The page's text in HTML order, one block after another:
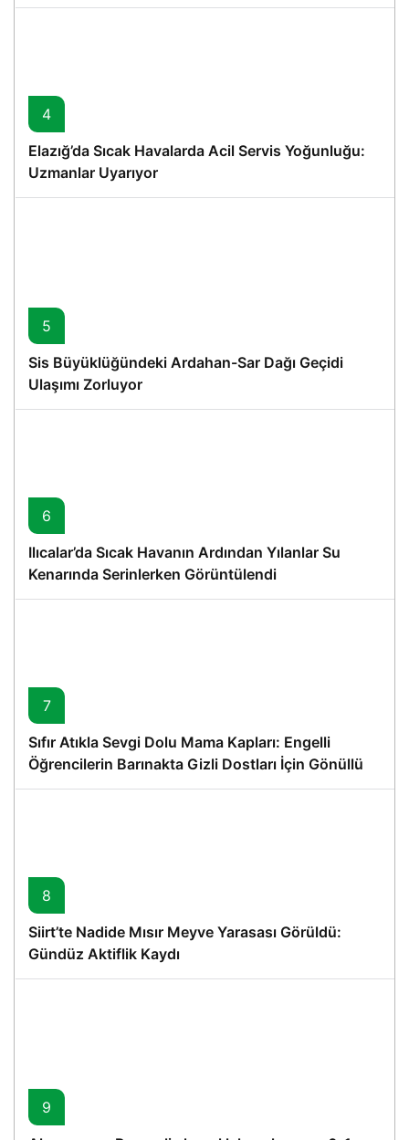
4
Elazığ’da Sıcak Havalarda Acil Servis Yoğunluğu:
Uzmanlar Uyarıyor
5
Sis Büyüklüğündeki Ardahan-Sar Dağı Geçidi
Ulaşımı Zorluyor
6
Ilıcalar’da Sıcak Havanın Ardından Yılanlar Su
Kenarında Serinlerken Görüntülendi
7
Sıfır Atıkla Sevgi Dolu Mama Kapları: Engelli
Öğrencilerin Barınakta Gizli Dostları İçin Gönüllü
Proje
8
Siirt’te Nadide Mısır Meyve Yarasası Görüldü:
Gündüz Aktiflik Kaydı
9